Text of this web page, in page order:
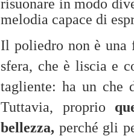
risuonare in modo
melodia capace di
Il poliedro non è una
sfera, che è liscia e
tagliente: ha un che
Tuttavia, proprio
bellezza, perché gli